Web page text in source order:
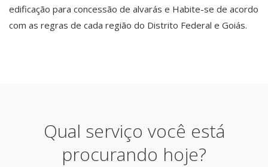
edificação para concessão de alvarás e Habite-se de acordo
com as regras de cada região do Distrito Federal e Goiás.
Qual serviço você está
procurando hoje?